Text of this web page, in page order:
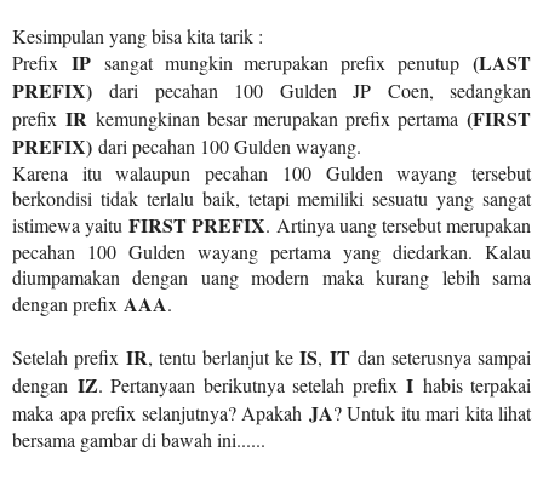
Kesimpulan yang bisa kita tarik :
Prefix IPsangat mungkin merupakan prefix penutup (LAST
PREFIX) dari pecahan 100 Gulden JP Coen, sedangkan
prefix IR kemungkinan besar merupakan prefix pertama(FIRST
PREFIX) dari pecahan 100 Gulden wayang.
Karena itu walaupun pecahan 100 Gulden wayang tersebut
berkondisi tidak terlalu baik, tetapi memiliki sesuatu yang sangat
istimewa yaituFIRST PREFIX. Artinya uang tersebut merupakan
pecahan 100 Gulden wayang pertama yang diedarkan. Kalau
diumpamakan dengan uang modern maka kurang lebih sama
dengan prefix AAA.
Setelah prefix IR, tentu berlanjut keIS,IT dan seterusnya sampai
dengan IZ. Pertanyaan berikutnya setelah prefix I habis terpakai
maka apa prefix selanjutnya? Apakah JA? Untuk itu mari kita lihat
bersama gambar di bawah ini......